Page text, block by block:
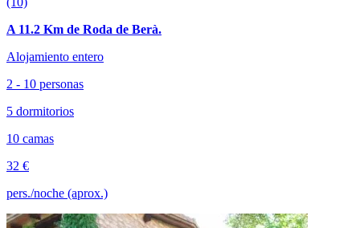
A 11.2 Km de Roda de Berà.
Alojamiento entero
2 - 10 personas
5 dormitorios
10 camas
32 €
pers./noche (aprox.)